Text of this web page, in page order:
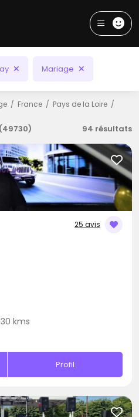
Mariage
France
Pays de la Loire
94 résultats
25 avis
kms
Profil